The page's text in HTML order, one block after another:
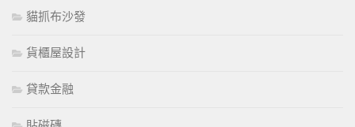
貓抓布沙發
貨櫃屋設計
貸款金融